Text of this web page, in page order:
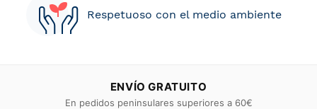
Respetuoso con el medio ambiente
ENVÍO GRATUITO
En pedidos peninsulares superiores a 60€